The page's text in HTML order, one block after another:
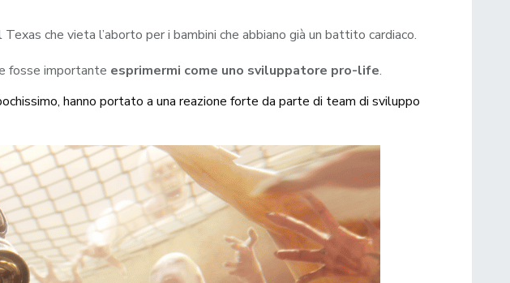
che vieta l’aborto per i bambini che abbiano già un battito cardiaco.
fosse importante esprimermi come uno sviluppatore pro-life.
hanno portato a una reazione forte da parte di team di sviluppo